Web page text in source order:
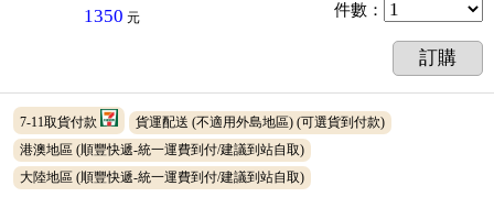
1350 元 件數 ：
訂購
7-11取貨付款 貨運配送 (不適用外島地區) (可選貨到付款)
港澳地區 (順豐快遞-統一運費到付/建議到站自取)
大陸地區 (順豐快遞-統一運費到付/建議到站自取)